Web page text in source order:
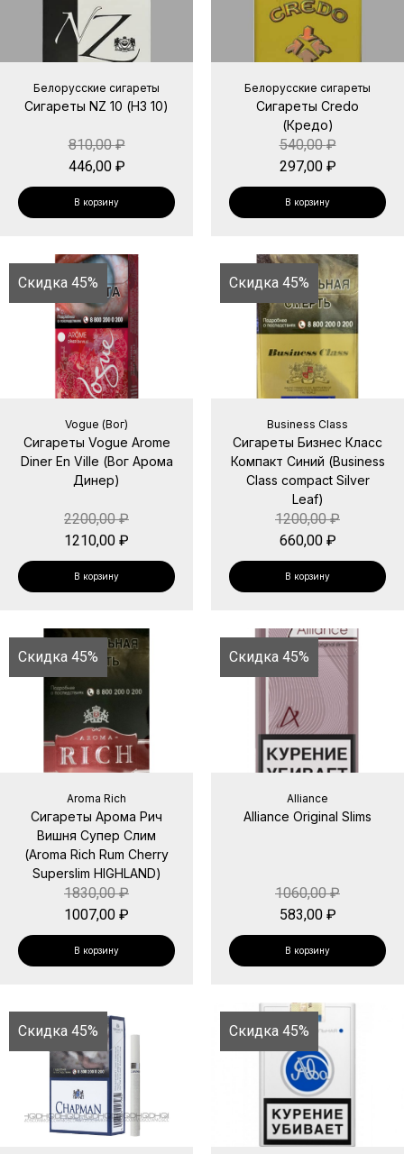
Белорусские сигареты
Сигареты NZ 10 (НЗ 10)
810,00₽
446,00 ₽
В корзину
Белорусские сигареты
Сигареты Credo
(Кредо)
540,00₽
297,00 ₽
В корзину
Скидка 45%
Vogue (Вог)
Сигареты Vogue Arome
Diner En Ville (Вог Арома
Динер)
2200,00₽
1210,00 ₽
В корзину
Скидка 45%
Business Class
Сигареты Бизнес Класс
Компакт Синий (Business
Class compact Silver
Leaf)
1200,00₽
660,00 ₽
В корзину
Скидка 45%
Aroma Rich
Сигареты Арома Рич
Вишня Супер Слим
(Aroma Rich Rum Cherry
Superslim HIGHLAND)
1830,00₽
1007,00 ₽
В корзину
Скидка 45%
Alliance
Alliance Original Slims
1060,00₽
583,00 ₽
В корзину
Скидка 45% Скидка 45%